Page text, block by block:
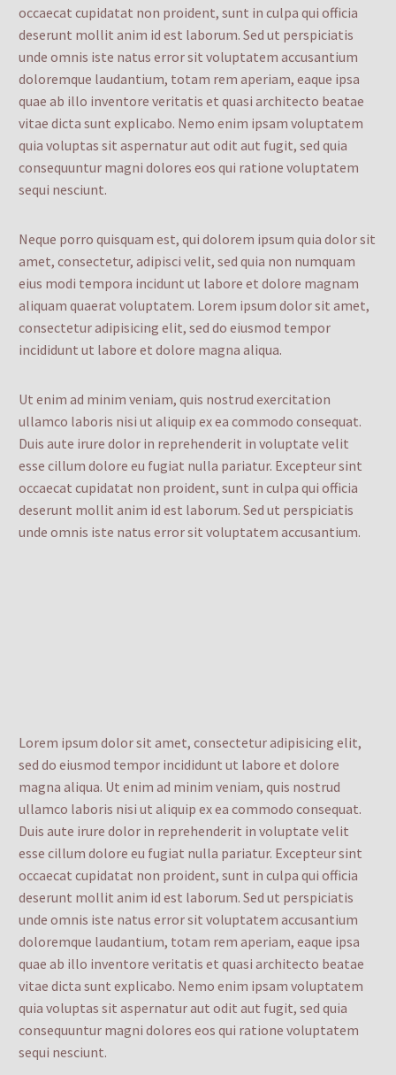
occaecat cupidatat non proident, sunt in culpa qui officia
deserunt mollit anim id est laborum. Sed ut perspiciatis
unde omnis iste natus error sit voluptatem accusantium
doloremque laudantium, totam rem aperiam, eaque ipsa
quae ab illo inventore veritatis et quasi architecto beatae
vitae dicta sunt explicabo. Nemo enim ipsam voluptatem
quia voluptas sit aspernatur aut odit aut fugit, sed quia
consequuntur magni dolores eos qui ratione voluptatem
sequi nesciunt.
Neque porro quisquam est, qui dolorem ipsum quia dolor sit
amet, consectetur, adipisci velit, sed quia non numquam
eius modi tempora incidunt ut labore et dolore magnam
aliquam quaerat voluptatem. Lorem ipsum dolor sit amet,
consectetur adipisicing elit, sed do eiusmod tempor
incididunt ut labore et dolore magna aliqua.
Ut enim ad minim veniam, quis nostrud exercitation
ullamco laboris nisi ut aliquip ex ea commodo consequat.
Duis aute irure dolor in reprehenderit in voluptate velit
esse cillum dolore eu fugiat nulla pariatur. Excepteur sint
occaecat cupidatat non proident, sunt in culpa qui officia
deserunt mollit anim id est laborum. Sed ut perspiciatis
unde omnis iste natus error sit voluptatem accusantium.
Lorem ipsum dolor sit amet, consectetur adipisicing elit,
sed do eiusmod tempor incididunt ut labore et dolore
magna aliqua. Ut enim ad minim veniam, quis nostrud
ullamco laboris nisi ut aliquip ex ea commodo consequat.
Duis aute irure dolor in reprehenderit in voluptate velit
esse cillum dolore eu fugiat nulla pariatur. Excepteur sint
occaecat cupidatat non proident, sunt in culpa qui officia
deserunt mollit anim id est laborum. Sed ut perspiciatis
unde omnis iste natus error sit voluptatem accusantium
doloremque laudantium, totam rem aperiam, eaque ipsa
quae ab illo inventore veritatis et quasi architecto beatae
vitae dicta sunt explicabo. Nemo enim ipsam voluptatem
quia voluptas sit aspernatur aut odit aut fugit, sed quia
consequuntur magni dolores eos qui ratione voluptatem
sequi nesciunt.